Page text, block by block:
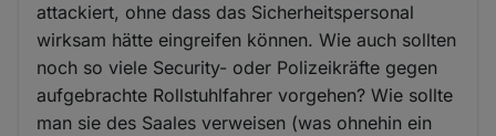
attackiert, ohne dass das Sicherheitspersonal
wirksam hätte eingreifen können. Wie auch sollten
noch so viele Security- oder Polizeikräfte gegen
aufgebrachte Rollstuhlfahrer vorgehen? Wie sollte
man sie des Saales verweisen (was ohnehin ein